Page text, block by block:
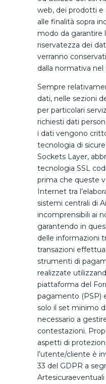
web, dei prodotti e
alle finalità sopra
modo da garantire
riservatezza dei
verranno
dalla normativa
Sempre
dati, nelle sezioni
per particolari
richiesti dati
i dati vengono
tecnologia di
Sockets Layer,
tecnologia SSL
prima che queste
Internet tra
sistemi centrali di
incomprensibili ai
garantendo in
delle informazioni
transazioni
strumenti di
realizzate
piattaforma del
pagamento (PSP)
solo il set minimo
necessario a
contestazioni.
aspetti di
l’utente/cliente è
33 del GDPR a